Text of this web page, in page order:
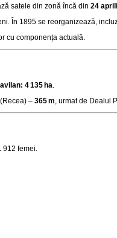
satele din zonă încă din 24
În 1895 se reorganizează,
cu componența actuală.
4 135 ha.
– 365 m, urmat de Dealul
912 femei.